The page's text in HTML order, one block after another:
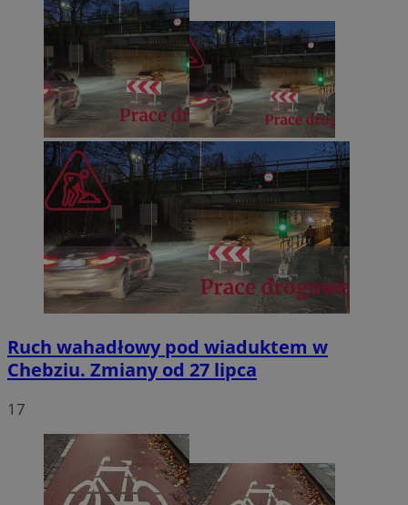
Ruch wahadłowy pod wiaduktem w
Chebziu. Zmiany od 27 lipca
17